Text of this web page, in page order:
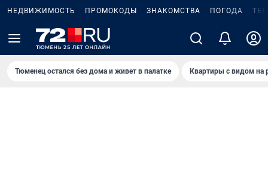
НЕДВИЖИМОСТЬ ПРОМОКОДЫ ЗНАКОМСТВА ПОГОДА
Тюменец остался без дома и живет в палатке Квартиры с видом на